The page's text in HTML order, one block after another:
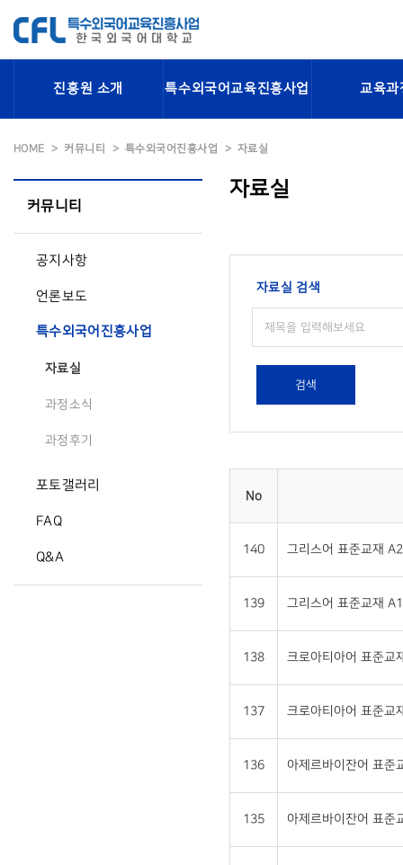
진흥원 소개 특수외국어교육진흥사업 교육과
HOME 커뮤니티 특수외국어진흥사업 자료실
커뮤니티
공지사항
언론보도
특수외국어진흥사업
자료실
과정소식
과정후기
포토갤러리
FAQ
Q&A
자료실
자료실 검색
검색
No
140 그리스어 표준교재
139 그리스어 표준교재
138 크로아티아어 표준교
137 크로아티아어 표준교
136 아제르바이잔어 표
135 아제르바이잔어 표